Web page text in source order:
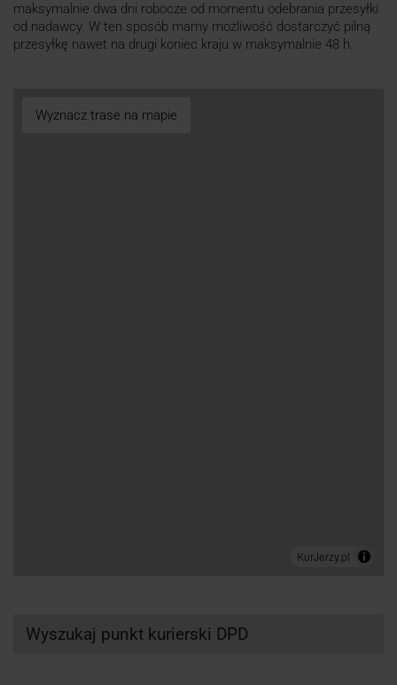
maksymalnie dwa dni robocze od momentu odebrania przesyłki
od nadawcy. W ten sposób mamy możliwość dostarczyć pilną
przesyłkę nawet na drugi koniec kraju w maksymalnie 48 h.
Wyznacz trase na mapie
Wyszukaj punkt kurierski DPD